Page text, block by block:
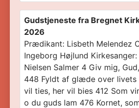
Gudstjeneste fra Bregnet
2026
Prædikant: Lisbeth Melendez
Ingeborg Højlund Kirkesanger:
Nielsen Salmer 4 Giv mig,
448 Fyldt af glæde over livets
vil ties, her vil bies 412 Som
o du guds lam 476 Kornet,